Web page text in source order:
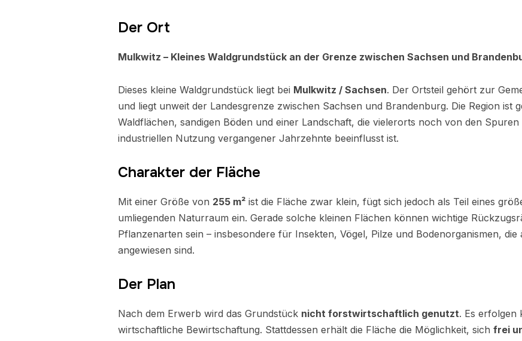
Der Ort
Mulkwitz – Kleines Waldgrundstück an der Grenze zwischen Sachsen und
Dieses kleine Waldgrundstück liegt bei Mulkwitz / Sachsen. Der Ortsteil gehört zur
und liegt unweit der Landesgrenze zwischen Sachsen und Brandenburg. Die Region ist
Waldflächen, sandigen Böden und einer Landschaft, die vielerorts noch von den
industriellen Nutzung vergangener Jahrzehnte beeinflusst ist.
Charakter der Fläche
Mit einer Größe von 255 m² ist die Fläche zwar klein, fügt sich jedoch als Teil eines
umliegenden Naturraum ein. Gerade solche kleinen Flächen können wichtige
Pflanzenarten sein – insbesondere für Insekten, Vögel, Pilze und Bodenorganismen,
angewiesen sind.
Der Plan
Nach dem Erwerb wird das Grundstück nicht forstwirtschaftlich genutzt. Es erfolgen
wirtschaftliche Bewirtschaftung. Stattdessen erhält die Fläche die Möglichkeit, sich frei